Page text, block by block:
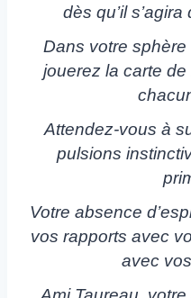
dès qu’il
Dans votre
jouerez la carte de
Attendez-vous à
pulsions
Votre absence
vos rapports avec
avec